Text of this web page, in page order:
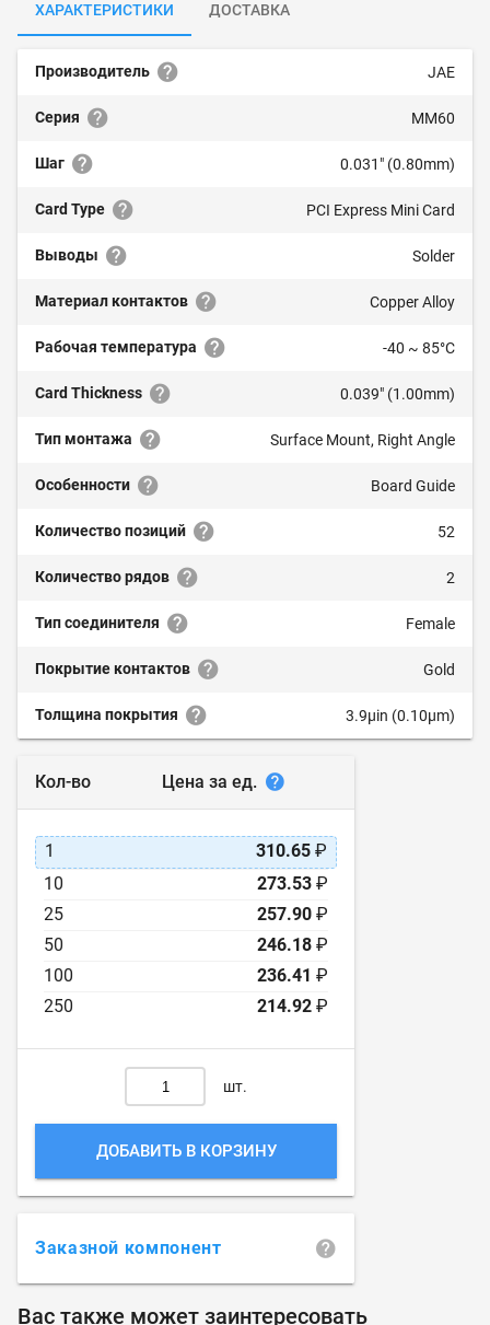
ХАРАКТЕРИСТИКИ ДОСТАВКА
Производитель JAE
Серия MM60
Шаг 0.031" (0.80mm)
Card Type PCI Express Mini Card
Выводы Solder
Материал контактов Copper Alloy
Рабочая температура -40 ~ 85°C
Card Thickness 0.039" (1.00mm)
Тип монтажа Surface Mount, Right Angle
Особенности Board Guide
Количество позиций 52
Количество рядов 2
Тип соединителя Female
Покрытие контактов Gold
Толщина покрытия 3.9µin (0.10µm)
Кол-во Цена за ед.
1 310.65 ₽
10
273.53 ₽
25
257.90 ₽
50
246.18 ₽
100
236.41 ₽
250
214.92 ₽
шт.
ДОБАВИТЬ В КОРЗИНУ
Заказной компонент
Вас также может заинтересовать